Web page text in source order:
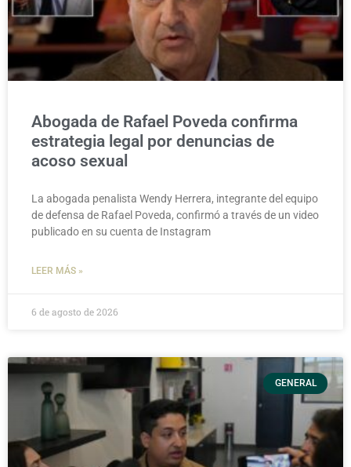
Abogada de Rafael Poveda confirma
estrategia legal por denuncias de
acoso sexual
La abogada penalista Wendy Herrera, integrante del equipo
de defensa de Rafael Poveda, confirmó a través de un video
publicado en su cuenta de Instagram
LEER MÁS »
6 de agosto de 2026
GENERAL